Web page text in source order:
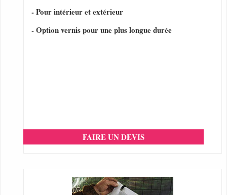
- Pour intérieur et extérieur
- Option vernis pour une plus longue durée
FAIRE UN DEVIS